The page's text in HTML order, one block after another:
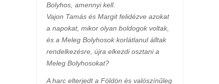
Bolyhos, amennyi kell.
Vajon Tamás és Margit felidézve azokat
a napokat, mikor olyan boldogok voltak,
és a Meleg Bolyhosok korlátlanul álltak
rendelkezésre, újra elkezdi osztani a
Meleg Bolyhosokat?
A harc elterjedt a Földön és valószínűleg